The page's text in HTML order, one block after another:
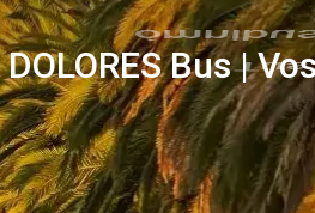
Bus |
Tus